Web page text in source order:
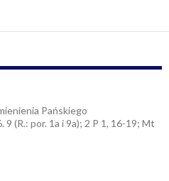
Pańskiego
(R.: por. 1a i 9a); 2 P 1, 16-19; Mt